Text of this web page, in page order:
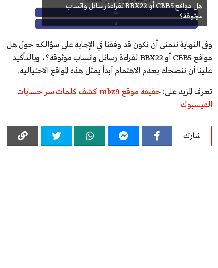
هل مواقع CBB5 أو BBX22 لقراءة رسائل واتساب
موثوقة؟
وفي النهاية نتمنى أن نكون قد وفقنا في الإجابة على سؤالكم حول هل
مواقع CBB5 أو BBX22 لقراءة رسائل واتساب موثوقة؟، وبالتأكيد
علينا أن ننصحك بعدم الاهتمام أبداً يمثل هذه المواقع الاحتيالية.
تعرف المزيد على:
حقيقة موقع mbz9 كشف كلمات سر حسابات
الفيسبوك
شارك